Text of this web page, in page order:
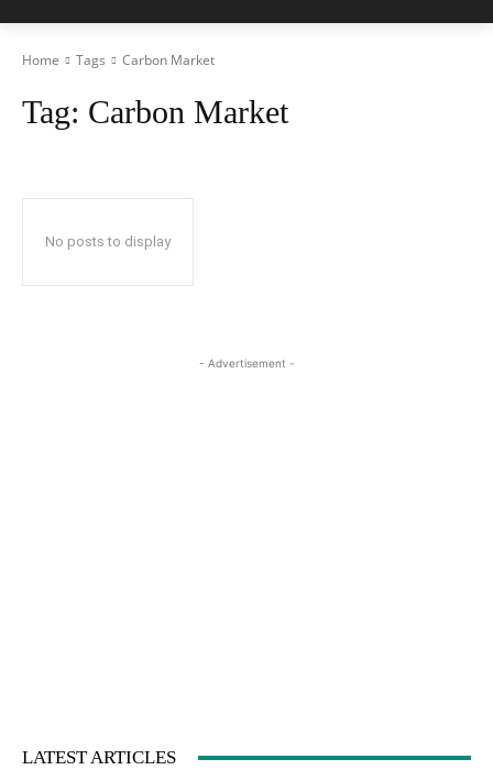
Home Tags Carbon Market
Tag: Carbon Market
No posts to display
- Advertisement -
LATEST ARTICLES